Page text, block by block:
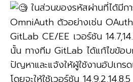
ในส่วนของรหัสผ่านที่ได้มีก
OmniAuth ตัวอย่างเช่น
GitLab CE/EE เวอร์ชัน
นั้น ทางทีม GitLab ได้แก้ไขข้อ
ปัญหาและแจ้งให้ผู้ใช้งานอัปเกร
โดยจะให้ใช้เวอร์ชัน